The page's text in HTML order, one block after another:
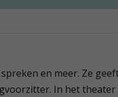
en meer. Ze
In het theater